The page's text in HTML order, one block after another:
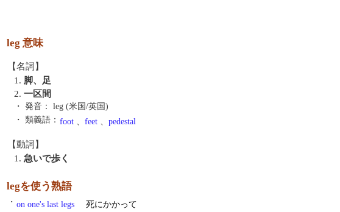
leg 意味
【名詞】
1. 脚、足
2. 一区間
・ 発音：
leg (米国/英国)
・ 類義語： foot 、 feet 、 pedestal
【動詞】
1. 急いで歩く
legを使う熟語
・ on one's last legs
死にかかって